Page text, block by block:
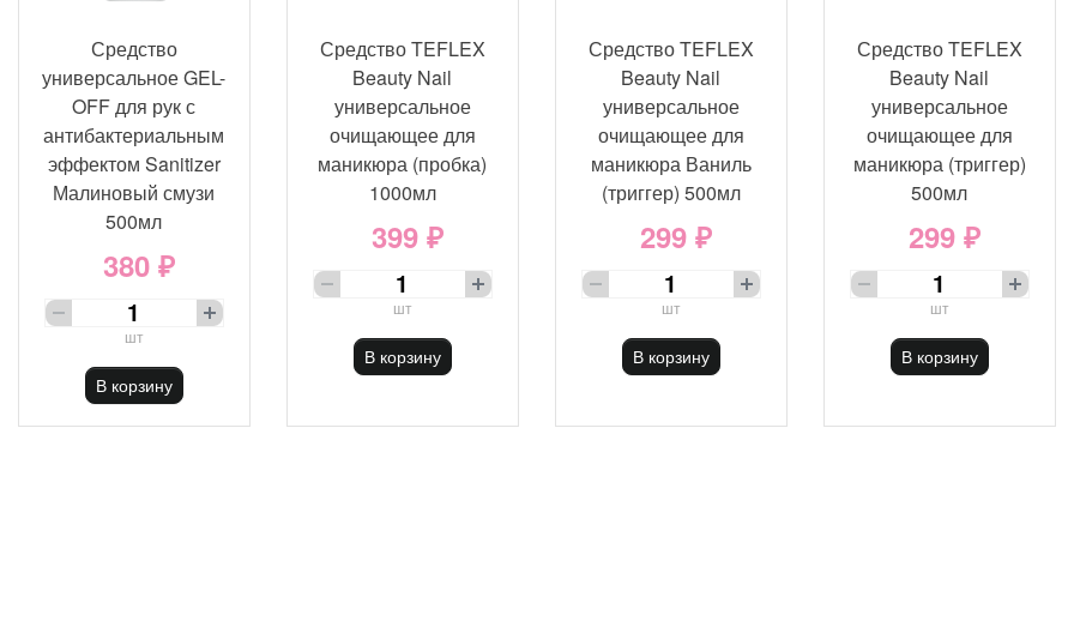
Средство
универсальное GEL-
OFF для рук с
антибактериальным
эффектом Sanitizer
Малиновый смузи
500мл
380 ₽
шт
В корзину
Средство TEFLEX
Beauty Nail
универсальное
очищающее для
маникюра (пробка)
1000мл
399 ₽
шт
В корзину
Средство TEFLEX
Beauty Nail
универсальное
очищающее для
маникюра Ваниль
(триггер) 500мл
299 ₽
шт
В корзину
Средство TEFLEX
Beauty Nail
универсальное
очищающее для
маникюра (триггер)
500мл
299 ₽
шт
В корзину